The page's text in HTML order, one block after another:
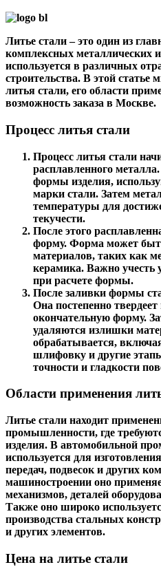
Литье стали – это один из
комплексных металлических
используется в различных
строительства. В этой статье
литья стали, его области
возможность заказа в Москве.
Процесс литья стали
Процесс литья стали
расплавленного
формы изделия,
марки стали. Затем
температуры для
текучести.
После этого
форму. Форма может
материалов, таких как
керамика. Важно учесть
при расчете формы.
После заливки формы
Она постепенно
окончательную форму.
удаляются излишки
обрабатывается,
шлифовку и другие
точности и гладкости
Области применения
Литье стали находит
промышленности, где
изделия. В автомобильной
используется для
передач, подвесок и других
машиностроении оно
механизмов, деталей
Также оно широко
производства стальных
и других элементов.
Цена на литье стали